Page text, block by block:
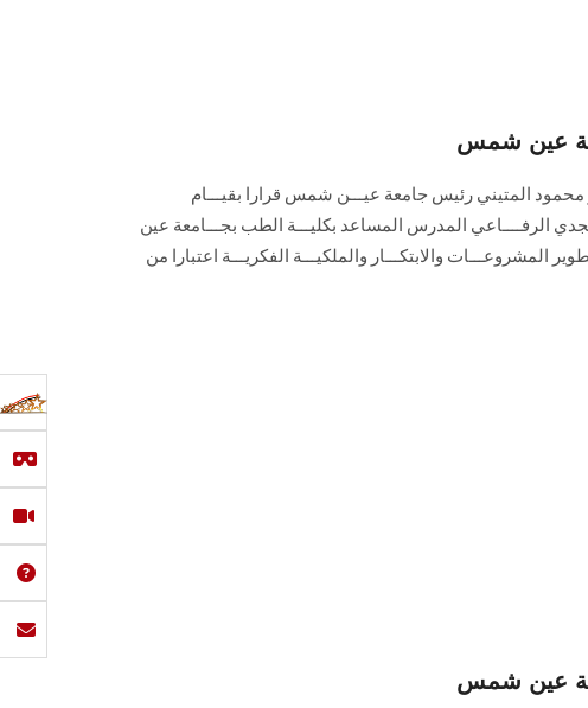
عين شمس
محمود المتيني رئيس جامعة عيـــن شمس قرارا بقيـــام
الرفــــاعي المدرس المساعد بكليـــة الطب بجـــامعة عين
والابتكـــار والملكيـــة الفكريـــة اعتبارا من
عين شمس